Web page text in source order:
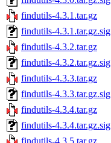
findutils-4.3.1.tar.gz
findutils-4.3.1.tar.gz.sig
findutils-4.3.2.tar.gz
findutils-4.3.2.tar.gz.sig
findutils-4.3.3.tar.gz
findutils-4.3.3.tar.gz.sig
findutils-4.3.4.tar.gz
findutils-4.3.4.tar.gz.sig